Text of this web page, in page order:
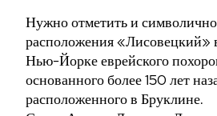
Нужно отметить и
расположения «Лисовецкий»
Нью-Йорке еврейского
основанного более 150 лет
расположенного в Бруклине.